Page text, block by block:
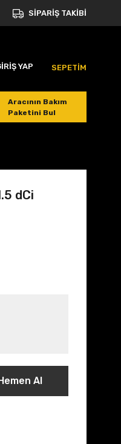
SİPARİŞ TAKİBİ
YAP SEPETİM
Aracının Bakım
Paketini Bul
dCi
Al